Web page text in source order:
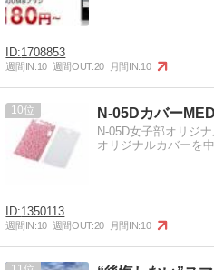
1708853
週間IN:10 週間OUT:20 月間IN:10
10 N-05Dカバー
N-05D女子部オリジ
オリジナルカバーを
1350113
週間IN:10 週間OUT:20 月間IN:10